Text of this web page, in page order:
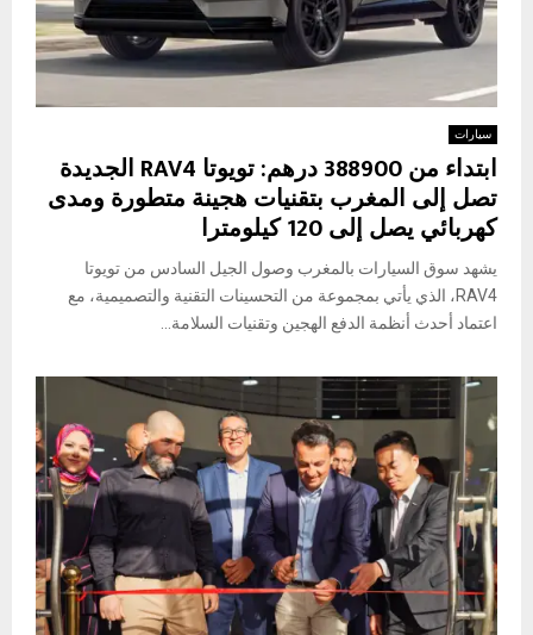
سيارات
ابتداء من 388900 درهم: تويوتا RAV4 الجديدة
تصل إلى المغرب بتقنيات هجينة متطورة ومدى
كهربائي يصل إلى 120 كيلومترا
يشهد سوق السيارات بالمغرب وصول الجيل السادس من تويوتا
RAV4، الذي يأتي بمجموعة من التحسينات التقنية والتصميمية، مع
اعتماد أحدث أنظمة الدفع الهجين وتقنيات السلامة...